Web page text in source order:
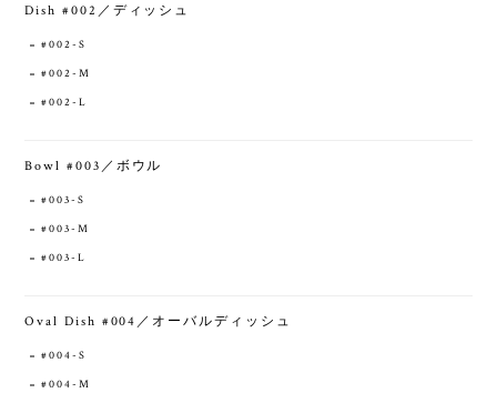
Dish #002／ディッシュ
#002-S
#002-M
#002-L
Bowl #003／ボウル
#003-S
#003-M
#003-L
Oval Dish #004／オーバルディッシュ
#004-S
#004-M